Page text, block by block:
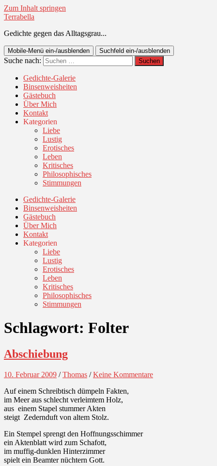
Zum Inhalt springen
Terrabella
Gedichte gegen das Alltagsgrau...
Mobile-Menü ein-/ausblenden Suchfeld ein-/ausblenden
Suche nach:
Gedichte-Galerie
Binsenweisheiten
Gästebuch
Über Mich
Kontakt
Kategorien
Liebe
Lustig
Erotisches
Leben
Kritisches
Philosophisches
Stimmungen
Gedichte-Galerie
Binsenweisheiten
Gästebuch
Über Mich
Kontakt
Kategorien
Liebe
Lustig
Erotisches
Leben
Kritisches
Philosophisches
Stimmungen
Schlagwort: Folter
Abschiebung
10. Februar 2009 /Thomas /Keine Kommentare
Auf einem Schreibtisch dümpeln Fakten,
im Meer aus schlecht verleimtem Holz,
aus einem Stapel stummer Akten
steigt Zedernduft von altem Stolz.
Ein Stempel sprengt den Hoffnungsschimmer
ein Aktenblatt wird zum Schafott,
im muffig-dunklen Hinterzimmer
spielt ein Beamter nüchtern Gott.